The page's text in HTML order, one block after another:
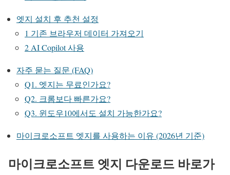
엣지 설치 후 추천 설정
1 기존 브라우저 데이터 가져오기
2 AI Copilot 사용
자주 묻는 질문 (FAQ)
Q1. 엣지는 무료인가요?
Q2. 크롬보다 빠른가요?
Q3. 윈도우10에서도 설치 가능한가요?
마이크로소프트 엣지를 사용하는 이유 (2026년 기준)
마이크로소프트 엣지 다운로드 바로가